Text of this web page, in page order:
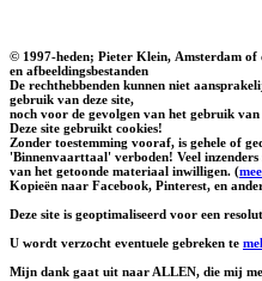
© 1997-heden; Pieter Klein, Amsterdam of
en afbeeldingsbestanden
De rechthebbenden kunnen niet
gebruik van deze site,
noch voor de gevolgen van het gebruik van
Deze site gebruikt cookies!
Zonder toestemming vooraf, is gehele of
'Binnenvaarttaal' verboden! Veel
van het getoonde materiaal inwilligen. (
Kopieën naar Facebook, Pinterest, en
Deze site is geoptimaliseerd voor een
U wordt verzocht eventuele gebreken te
Mijn dank gaat uit naar ALLEN, die mij